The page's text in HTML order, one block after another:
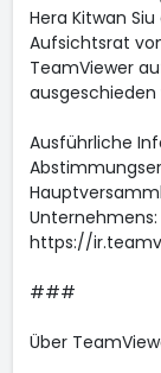
Hera Kitwan
Aufsichtsrat
TeamViewer
ausgeschieden
Ausführliche
Unternehmens:
https://
###
Über